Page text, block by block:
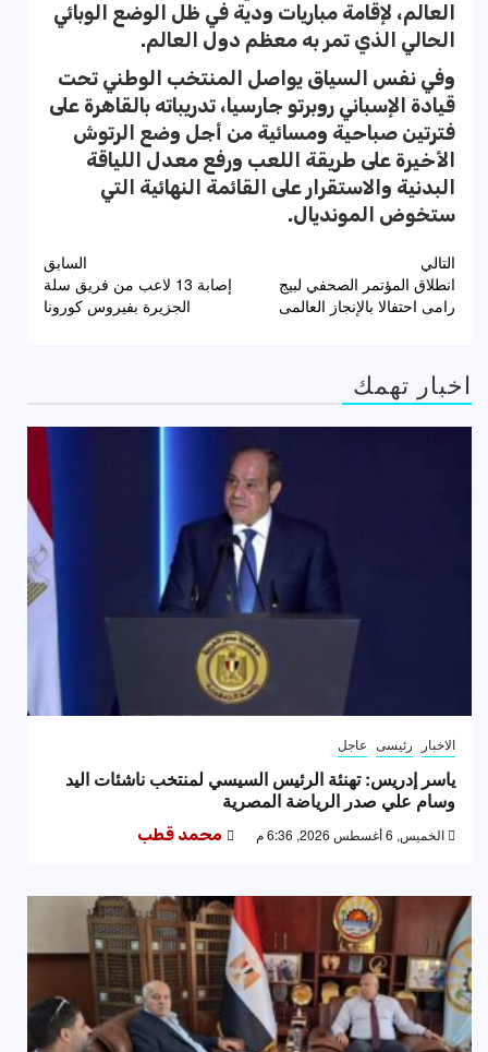
العالم، لإقامة مباريات ودية في ظل الوضع الوبائي
الحالي الذي تمر به معظم دول العالم.
وفي نفس السياق يواصل المنتخب الوطني تحت
قيادة الإسباني روبرتو جارسيا، تدريباته بالقاهرة على
فترتين صباحية ومسائية من أجل وضع الرتوش
الأخيرة على طريقة اللعب ورفع معدل اللياقة
البدنية والاستقرار على القائمة النهائية التي
ستخوض المونديال.
تصفّح
المقالات
السابق
إصابة 13 لاعب من فريق سلة
الجزيرة بفيروس كورونا
التالي
انطلاق المؤتمر الصحفي لبيج
رامى احتفالا بالإنجاز العالمى
اخبار تهمك
الاخبار رئيسى عاجل
ياسر إدريس: تهنئة الرئيس السيسي لمنتخب ناشئات اليد
وسام علي صدر الرياضة المصرية
الخميس, 6 أغسطس 2026, 6:36 م محمد قطب